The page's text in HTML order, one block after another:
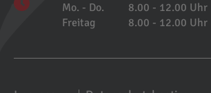
Mo. - Do. 8.00 - 12.00 Uhr
Freitag
8.00 - 12.00 Uhr